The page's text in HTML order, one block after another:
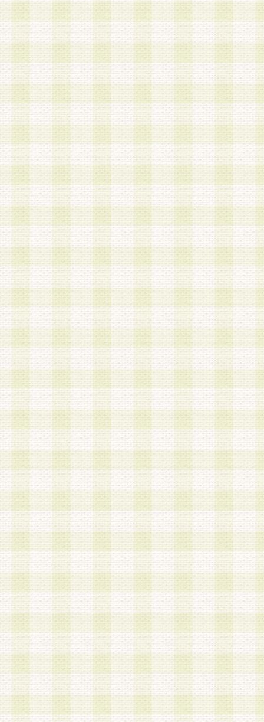
3.会員は、当社から付与されたログインIDおよび
貸与、名義変更、売買その他形態を問わず第三者
ならないものとします。
4.当社は、会員によるログインIDおよびパスワー
盗用など第三者の利用に伴う損害の発生について
き事由の有無、その他原因の如何を問わず、一切
のとします。
第5条 会員の登録情報
1.当社は、会員の登録情報に含まれる氏名・住所
アドレス等会員個人を識別できる情報を当社が別
シーポリシー
」に基づき適切に取り扱うものとし
は、当該個人情報を以下の各号に定める目的に利
す。なお、これら事項以外の目的で個人情報を利
かじめ会員の同意を得たうえで利用するものとし
a.本サービスの実施または運営
b.本サービスに係る謝礼、景品、調査サンプル品
c.会員からの電話、メール等の問い合わせなどへ
d.その他これらに付随する業務
2.当社は、会員個人を識別することのできる情報
会員情報を本人の承諾なく第三者に開示すること
人を識別できる情報について第三者に開示または
社は事前に会員本人の同意を得るものとします。
3.前項の定めに拘わらず、当社は、以下の目的に
意を 得ることなく、会員個人を識別できる情報
づき選定した委託業者に対して当社の責任におい
できるものとします。な お、当社は、当該委託
契約を締結しこれを遵守させるとともに、本規約
の注意をもって当該情報を使用させるものとし ま
a.本サービスに係る謝礼、景品、調査サンプル品
b.会員からの電話、メール等の問い合わせなどへ
c.モバイルリサーチ、またはグループ形式による
実施もしくは運営
d.その他これらに付随する業務
4.会員は、住所、電話番号その他の登録情報につ
合は、速やかに当社所定の変更手続きを行うもの
5.当社は、必要と認めた場合、会員に対して、電
手段により登録情報の対象者が会員登録者本人で
の内容が正確であること、アンケートの回答内容
うことができるものとます。
6.会員は、会員登録後当社が定期的に行う登録情
して、当社指定の期間内に更新手続きを行うもの
該期間内に更新手続きを行わない場合、その時点
発行したポイントは失効されるものとします。